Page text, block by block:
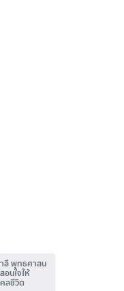
ลี พุทธศาสน
อนใจให้
ลชีวิต